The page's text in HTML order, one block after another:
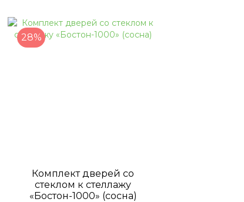
28%
Комплект дверей со
стеклом к стеллажу
«Бостон-1000» (сосна)